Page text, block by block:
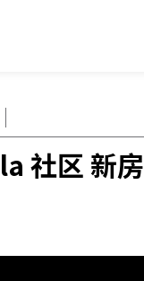
社区 新